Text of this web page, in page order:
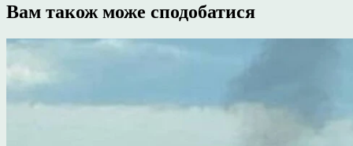
Вам також може сподобатися